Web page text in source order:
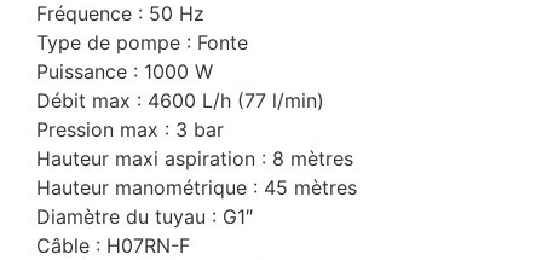
Fréquence : 50 Hz
Type de pompe : Fonte
Puissance : 1000 W
Débit max : 4600 L/h (77 l/min)
Pression max : 3 bar
Hauteur maxi aspiration : 8 mètres
Hauteur manométrique : 45 mètres
Diamètre du tuyau : G1″
Câble : H07RN-F